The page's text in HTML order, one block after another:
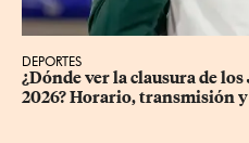
DEPORTES
¿Dónde ver la clausura de
2026? Horario, transmisión